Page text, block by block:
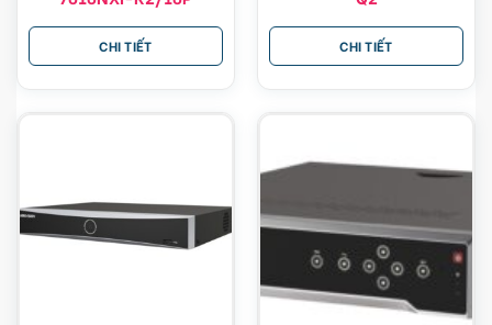
CHI TIẾT CHI TIẾT